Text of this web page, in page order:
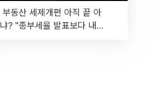
부동산 세제개편 아직 끝 아
냐? "종부세율 발표보다 내릴